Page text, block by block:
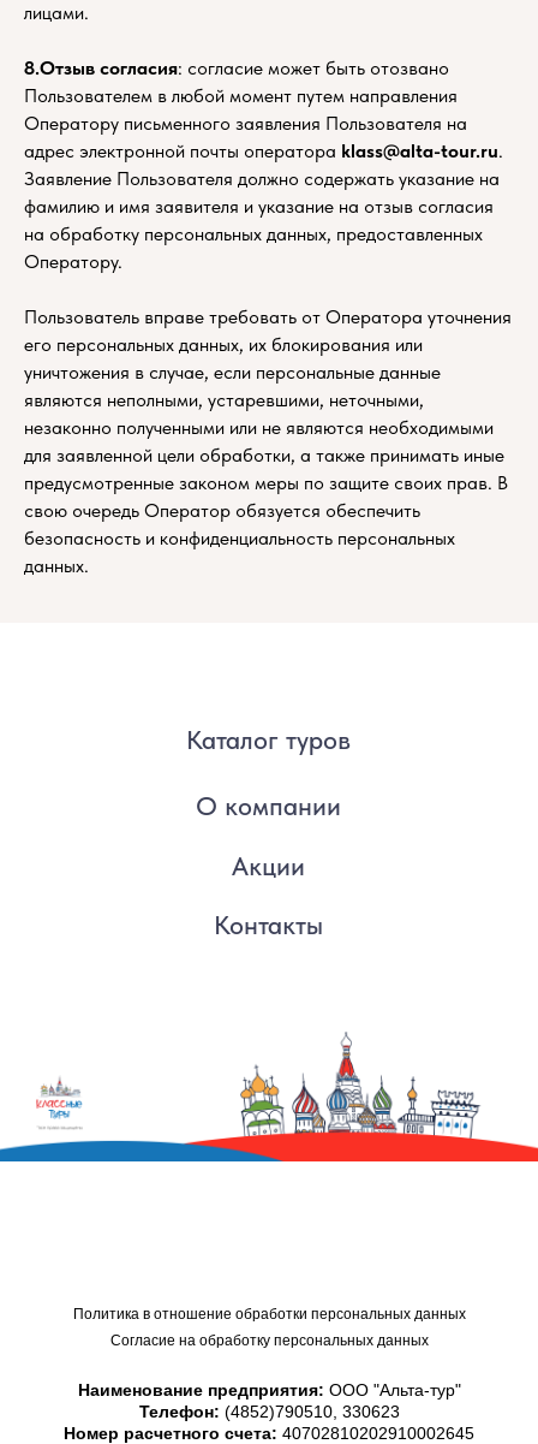
лицами.
8.Отзыв согласия: согласие может быть отозвано
Пользователем в любой момент путем направления
Оператору письменного заявления Пользователя на
адрес электронной почты оператора klass@alta-tour.ru.
Заявление Пользователя должно содержать указание на
фамилию и имя заявителя и указание на отзыв согласия
на обработку персональных данных, предоставленных
Оператору.
Пользователь вправе требовать от Оператора уточнения
его персональных данных, их блокирования или
уничтожения в случае, если персональные данные
являются неполными, устаревшими, неточными,
незаконно полученными или не являются необходимыми
для заявленной цели обработки, а также принимать иные
предусмотренные законом меры по защите своих прав. В
свою очередь Оператор обязуется обеспечить
безопасность и конфиденциальность персональных
данных.
Политика в отношение обработки персональных данных
Согласие на обработку персональных данных
Наименование предприятия: ООО "Альта-тур"
Телефон: (4852)790510, 330623
Номер расчетного счета: 40702810202910002645